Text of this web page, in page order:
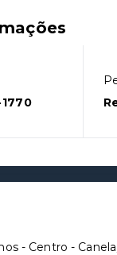
- Centro -